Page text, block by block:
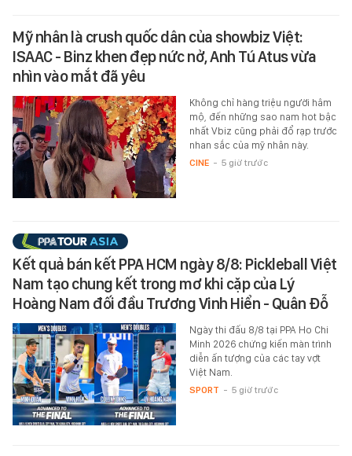
Mỹ nhân là crush quốc dân của showbiz Việt:
ISAAC - Binz khen đẹp nức nở, Anh Tú Atus vừa
nhìn vào mắt đã yêu
Không chỉ hàng triệu người hâm
mộ, đến những sao nam hot bậc
nhất Vbiz cũng phải đổ rạp trước
nhan sắc của mỹ nhân này.
CINE - 5 giờ trước
Kết quả bán kết PPA HCM ngày 8/8: Pickleball Việt
Nam tạo chung kết trong mơ khi cặp của Lý
Hoàng Nam đối đầu Trương Vinh Hiển - Quân Đỗ
Ngày thi đấu 8/8 tại PPA Ho Chi
Minh 2026 chứng kiến màn trình
diễn ấn tượng của các tay vợt
Việt Nam.
SPORT - 5 giờ trước